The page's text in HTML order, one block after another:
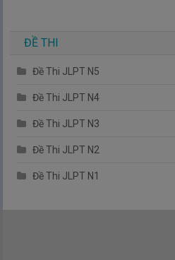
ĐỀ THI
Đề Thi JLPT N5
Đề Thi JLPT N4
Đề Thi JLPT N3
Đề Thi JLPT N2
Đề Thi JLPT N1